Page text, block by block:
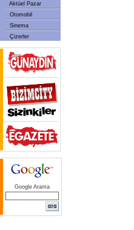
Aktüel Pazar
Otomobil
Sinema
Çizerler
Google Arama